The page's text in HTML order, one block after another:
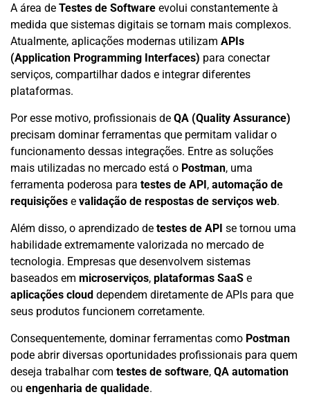
A área de Testes de Software evolui constantemente à
medida que sistemas digitais se tornam mais complexos.
Atualmente, aplicações modernas utilizam APIs
(Application Programming Interfaces) para conectar
serviços, compartilhar dados e integrar diferentes
plataformas.
Por esse motivo, profissionais de QA (Quality Assurance)
precisam dominar ferramentas que permitam validar o
funcionamento dessas integrações. Entre as soluções
mais utilizadas no mercado está o Postman, uma
ferramenta poderosa para testes de API, automação de
requisições e validação de respostas de serviços web.
Além disso, o aprendizado de testes de API se tornou uma
habilidade extremamente valorizada no mercado de
tecnologia. Empresas que desenvolvem sistemas
baseados em microserviços, plataformas SaaS e
aplicações cloud dependem diretamente de APIs para que
seus produtos funcionem corretamente.
Consequentemente, dominar ferramentas como Postman
pode abrir diversas oportunidades profissionais para quem
deseja trabalhar com testes de software, QA automation
ou engenharia de qualidade.